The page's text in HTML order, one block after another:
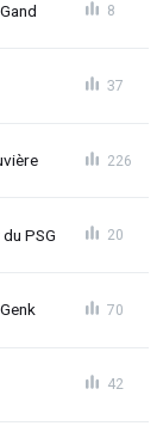
8
37
226
PSG 20
70
42